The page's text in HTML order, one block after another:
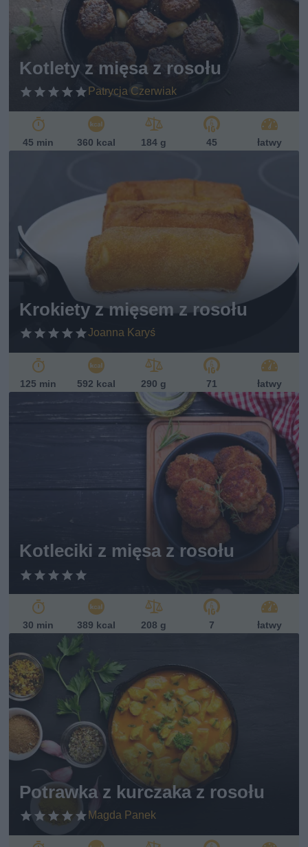
Kotlety z mięsa z rosołu
Patrycja Czerwiak
45 min 360 kcal 184 g 45 łatwy
Krokiety z mięsem z rosołu
Joanna Karyś
125 min 592 kcal 290 g 71 łatwy
Kotleciki z mięsa z rosołu
30 min 389 kcal 208 g 7 łatwy
Potrawka z kurczaka z rosołu
Magda Panek